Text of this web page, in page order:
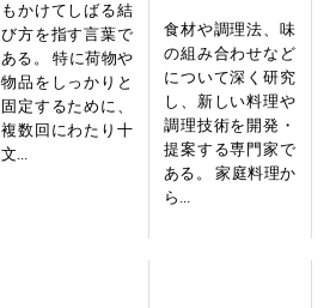
もかけてしばる結
び方を指す言葉で
ある。 特に荷物や
物品をしっかりと
固定するために、
複数回にわたり十
文...
食材や調理法、味
の組み合わせなど
について深く研究
し、新しい料理や
調理技術を開発・
提案する専門家で
ある。 家庭料理か
ら...